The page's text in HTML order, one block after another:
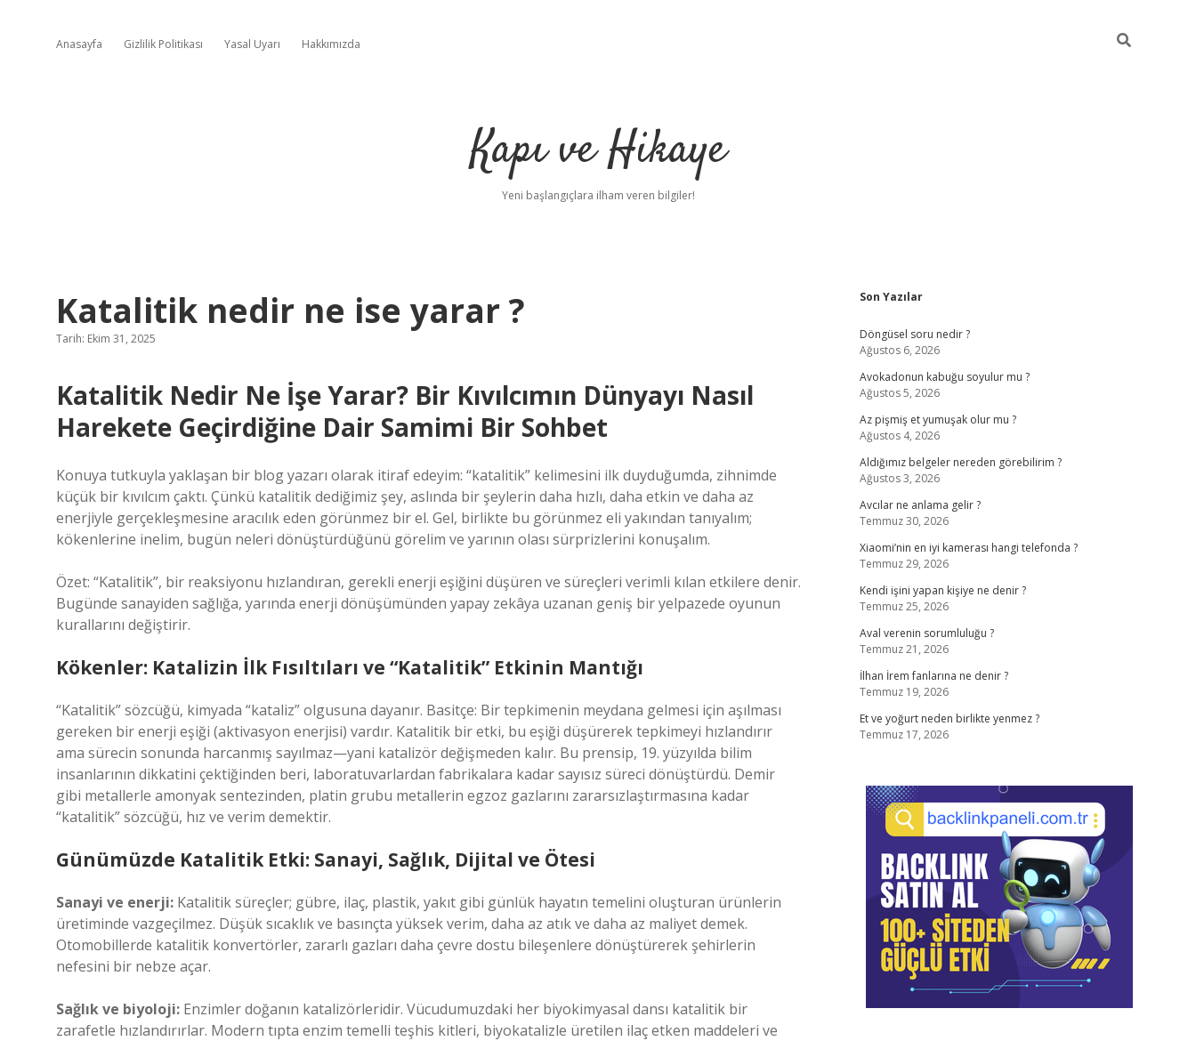
Anasayfa Gizlilik Politikası Yasal Uyarı Hakkımızda
Kapı ve Hikaye
Yeni başlangıçlara ilham veren bilgiler!
Katalitik nedir ne ise yarar ?
Tarih: Ekim 31, 2025
Katalitik Nedir Ne İşe Yarar? Bir Kıvılcımın Dünyayı Nasıl
Harekete Geçirdiğine Dair Samimi Bir Sohbet
Konuya tutkuyla yaklaşan bir blog yazarı olarak itiraf edeyim: “katalitik” kelimesini ilk duyduğumda, zihnimde
küçük bir kıvılcım çaktı. Çünkü katalitik dediğimiz şey, aslında bir şeylerin daha hızlı, daha etkin ve daha az
enerjiyle gerçekleşmesine aracılık eden görünmez bir el. Gel, birlikte bu görünmez eli yakından tanıyalım;
kökenlerine inelim, bugün neleri dönüştürdüğünü görelim ve yarının olası sürprizlerini konuşalım.
Özet: “Katalitik”, bir reaksiyonu hızlandıran, gerekli enerji eşiğini düşüren ve süreçleri verimli kılan etkilere denir.
Bugünde sanayiden sağlığa, yarında enerji dönüşümünden yapay zekâya uzanan geniş bir yelpazede oyunun
kurallarını değiştirir.
Kökenler: Katalizin İlk Fısıltıları ve “Katalitik” Etkinin Mantığı
“Katalitik” sözcüğü, kimyada “kataliz” olgusuna dayanır. Basitçe: Bir tepkimenin meydana gelmesi için aşılması
gereken bir enerji eşiği (aktivasyon enerjisi) vardır. Katalitik bir etki, bu eşiği düşürerek tepkimeyi hızlandırır
ama sürecin sonunda harcanmış sayılmaz—yani katalizör değişmeden kalır. Bu prensip, 19. yüzyılda bilim
insanlarının dikkatini çektiğinden beri, laboratuvarlardan fabrikalara kadar sayısız süreci dönüştürdü. Demir
gibi metallerle amonyak sentezinden, platin grubu metallerin egzoz gazlarını zararsızlaştırmasına kadar
“katalitik” sözcüğü, hız ve verim demektir.
Günümüzde Katalitik Etki: Sanayi, Sağlık, Dijital ve Ötesi
Sanayi ve enerji: Katalitik süreçler; gübre, ilaç, plastik, yakıt gibi günlük hayatın temelini oluşturan ürünlerin
üretiminde vazgeçilmez. Düşük sıcaklık ve basınçta yüksek verim, daha az atık ve daha az maliyet demek.
Otomobillerde katalitik konvertörler, zararlı gazları daha çevre dostu bileşenlere dönüştürerek şehirlerin
nefesini bir nebze açar.
Sağlık ve biyoloji: Enzimler doğanın katalizörleridir. Vücudumuzdaki her biyokimyasal dansı katalitik bir
zarafetle hızlandırırlar. Modern tıpta enzim temelli teşhis kitleri, biyokatalizle üretilen ilaç etken maddeleri ve
Sidebar
Son Yazılar
Döngüsel soru nedir ?
Ağustos 6, 2026
Avokadonun kabuğu soyulur mu ?
Ağustos 5, 2026
Az pişmiş et yumuşak olur mu ?
Ağustos 4, 2026
Aldığımız belgeler nereden görebilirim ?
Ağustos 3, 2026
Avcılar ne anlama gelir ?
Temmuz 30, 2026
Xiaomi’nin en iyi kamerası hangi telefonda ?
Temmuz 29, 2026
Kendi işini yapan kişiye ne denir ?
Temmuz 25, 2026
Aval verenin sorumluluğu ?
Temmuz 21, 2026
İlhan İrem fanlarına ne denir ?
Temmuz 19, 2026
Et ve yoğurt neden birlikte yenmez ?
Temmuz 17, 2026
elexbet yeni giriş adresi